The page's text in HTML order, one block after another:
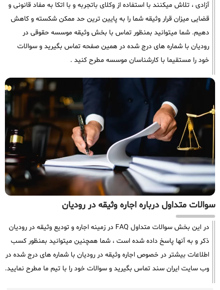
آزادی ، تلاش میکنند با استفاده از وکلای باتجربه و با اتکا به مفاد قانونی و
قضایی میزان قرار وثیقه شما را به پایین ترین حد ممکن شکسته و کاهش
دهیم. شما میتوانید بمنظور تماس با بخش وثیقه موسسه حقوقی در
رودیان با شماره های درج شده در همین صفحه تماس بگیرید و سوالات
خود را مستقیما با کارشناسان موسسه مطرح کنید .
سوالات متداول درباره اجاره وثیقه در رودیان
در این بخش سوالات متداول FAQ در زمینه اجاره و تودیع وثیقه در رودیان
ذکر و به آنها پاسخ داده شده است ، شما همچنین میتوانید بمنظور کسب
اطلاعات بیشتر در خصوص اجاره وثیقه در رودیان با شماره های درج شده در
وب سایت ایران سند تماس بگیرید و سوالات خود را با تیم ما مطرح نمایید.